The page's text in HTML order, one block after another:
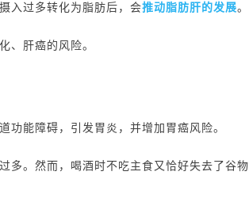
入过多转化为脂肪后，会推动脂肪肝的发展。
、肝癌的风险。
功能障碍，引发胃炎，并增加胃癌风险。
多。然而，喝酒时不吃主食又恰好失去了谷物